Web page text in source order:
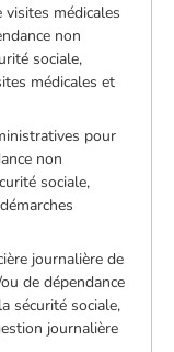
médicales
non
sociale,
médicales et
pour
non
sociale,
journalière de
de dépendance
sécurité sociale,
journalière